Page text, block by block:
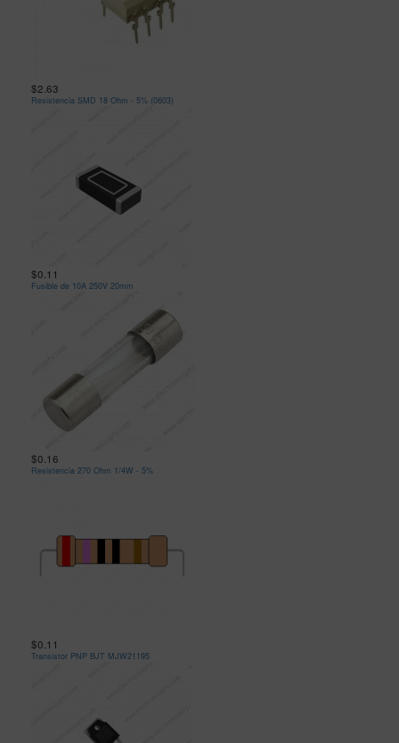
$2.63
Resistencia SMD 18 Ohm - 5% (0603)
$0.11
Fusible de 10A 250V 20mm
$0.16
Resistencia 270 Ohm 1/4W - 5%
$0.11
Transistor PNP BJT MJW21195